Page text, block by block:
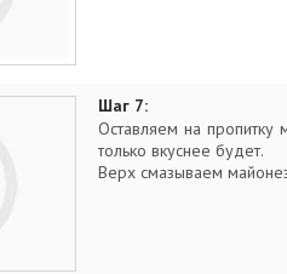
Шаг 7:
Оставляем на
только вкуснее будет.
Верх смазываем